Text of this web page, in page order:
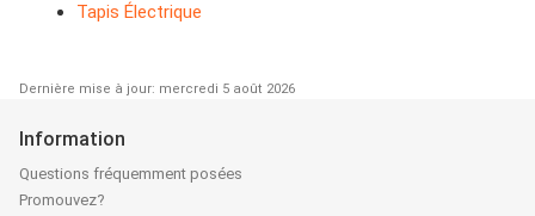
Tapis Électrique
Dernière mise à jour: mercredi 5 août 2026
Information
Questions fréquemment posées
Promouvez?